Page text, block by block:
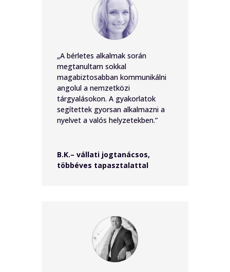
„A bérletes alkalmak során
megtanultam sokkal
magabiztosabban kommunikálni
angolul a nemzetközi
tárgyalásokon. A gyakorlatok
segítettek gyorsan alkalmazni a
nyelvet a valós helyzetekben.”
B.K.– vállati jogtanácsos,
többéves tapasztalattal